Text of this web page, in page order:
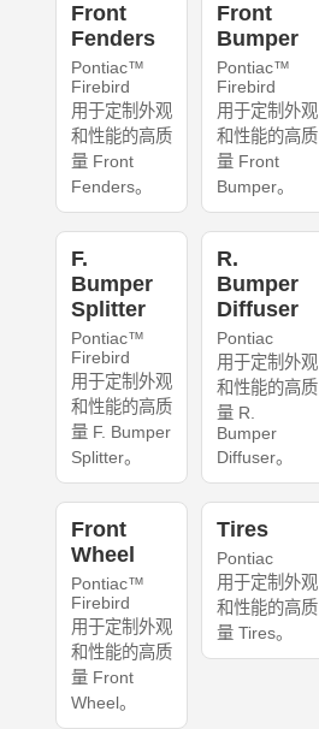
Front
Fenders
Pontiac™
Firebird
用于定制外观
和性能的高质
量 Front
Fenders。
Front
Bumper
Pontiac™
Firebird
用于定制外观
和性能的高质
量 Front
Bumper。
F.
Bumper
Splitter
Pontiac™
Firebird
用于定制外观
和性能的高质
量 F. Bumper
Splitter。
R.
Bumper
Diffuser
Pontiac
用于定制外观
和性能的高质
量 R.
Bumper
Diffuser。
Front
Wheel
Pontiac™
Firebird
用于定制外观
和性能的高质
量 Front
Wheel。
Tires
Pontiac
用于定制外观
和性能的高质
量 Tires。